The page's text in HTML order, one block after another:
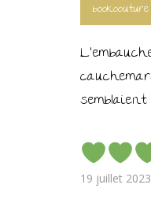
bookoouture
Posted
19 juillet 2023